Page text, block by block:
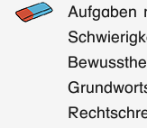
Aufgaben